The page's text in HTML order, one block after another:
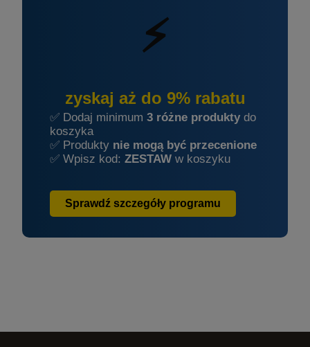
⚡
zyskaj aż do 9% rabatu
✅ Dodaj minimum 3 różne produkty do
koszyka
✅ Produkty nie mogą być przecenione
✅ Wpisz kod: ZESTAW w koszyku
Sprawdź szczegóły programu